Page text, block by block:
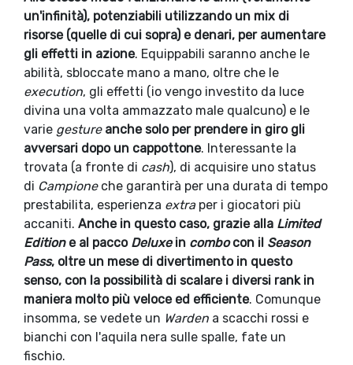
un'infinità), potenziabili utilizzando un mix di
risorse (quelle di cui sopra) e denari, per aumentare
gli effetti in azione. Equippabili saranno anche le
abilità, sbloccate mano a mano, oltre che le
execution, gli effetti (io vengo investito da luce
divina una volta ammazzato male qualcuno) e le
varie gesture anche solo per prendere in giro gli
avversari dopo un cappottone. Interessante la
trovata (a fronte di cash), di acquisire uno status
di Campione che garantirà per una durata di tempo
prestabilita, esperienza extraper i giocatori più
accaniti. Anche in questo caso, grazie alla Limited
Edition e al paccoDeluxein combocon il Season
Pass, oltre un mese di divertimento in questo
senso, con la possibilità di scalare i diversi rank in
maniera molto più veloce ed efficiente. Comunque
insomma, se vedete un Warden a scacchi rossi e
bianchi con l'aquila nera sulle spalle, fate un
fischio.